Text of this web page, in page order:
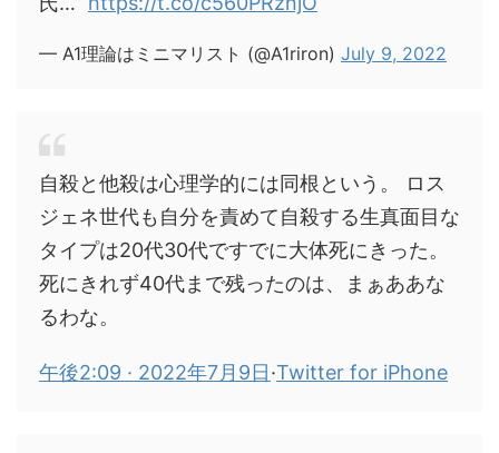
— A1理論はミニマリスト (@A1riron) July 9, 2022
自殺と他殺は心理学的には同根という。 ロス
ジェネ世代も自分を責めて自殺する生真面目な
タイプは20代30代ですでに大体死にきった。
死にきれず40代まで残ったのは、まぁああな
るわな。
午後2:09 · 2022年7月9日·Twitter for iPhone